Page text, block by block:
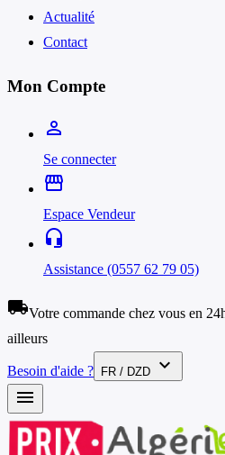
Actualité
Contact
Mon Compte
person_outline
Se connecter
storefront
Espace Vendeur
headset_mic
Assistance (0557 62 79 05)
local_shippingVotre commande chez vous en
ailleurs
Besoin d'aide ? FR / DZD
expand_more
menu